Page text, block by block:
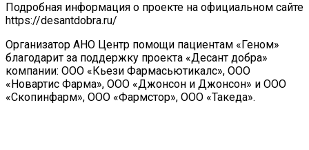
Подробная информация о проекте на официальном сайте
https://desantdobra.ru/
Организатор АНО Центр помощи пациентам «Геном»
благодарит за поддержку проекта «Десант добра»
компании: ООО «Кьези Фармасьютикалс», ООО
«Новартис Фарма», ООО «Джонсон и Джонсон» и ООО
«Скопинфарм», ООО «Фармстор», ООО «Такеда».